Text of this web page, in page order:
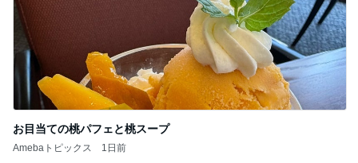
お目当ての桃パフェと桃スープ
Amebaトピックス 1日前